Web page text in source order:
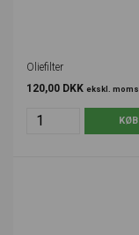
Oliefilter
120,00 DKK ekskl. moms